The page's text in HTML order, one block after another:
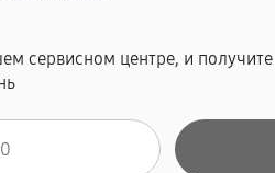
сервисном центре, и